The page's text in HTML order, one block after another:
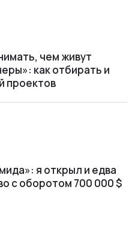
чем живут
как отбирать и
проектов
я открыл и едва
с оборотом 700 000 $